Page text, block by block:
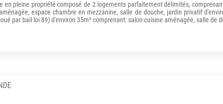
en pleine propriété composé de 2 logements parfaitement délimités,
espace chambre en mezzanine, salle de douche, jardin privatif
par bail loi 89) d'environ 35m² comprenant: salon-cuisine aménagée, salle de